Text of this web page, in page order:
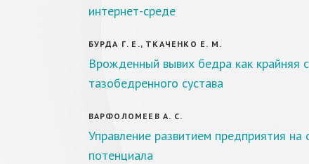
интернет-среде
БУРДА Г. Е., ТКАЧЕНКО Е. М.
Врожденный вывих бедра как крайняя
тазобедренного сустава
ВАРФОЛОМЕЕВ А. С.
Управление развитием предприятия на
потенциала